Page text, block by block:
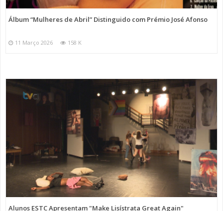
Álbum “Mulheres de Abril” Distinguido com Prémio José Afonso
11 Março 2026 158 K
Alunos ESTC Apresentam "Make Lisístrata Great Again"